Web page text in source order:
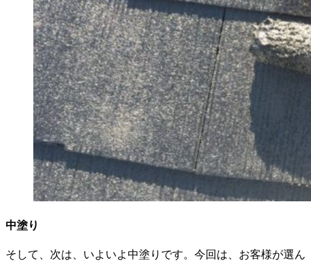
中塗り
そして、次は、いよいよ中塗りです。今回は、お客様が選ん